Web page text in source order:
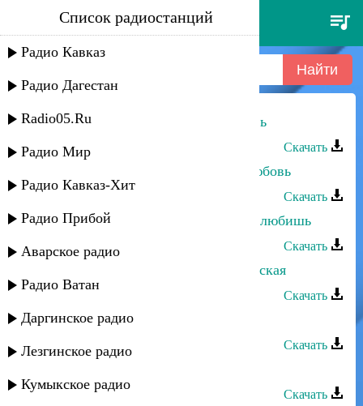
багавудин ибрагимов - моя
любовь
Список радиостанций
Радио Кавказ
Радио Дагестан
Radio05.Ru
Радио Мир
Радио Кавказ-Хит
Радио Прибой
Аварское радио
Радио Ватан
Даргинское радио
Лезгинское радио
Кумыкское радио
Багавудин Ибрагимов - Моя любовь
Скачать
Багавудин Ибрагимов - Прощай любовь
Скачать
Багавудин Ибрагимов - Скажи что любишь
Скачать
Багавудин Ибрагимов - Агуло-аварская
Скачать
Багавудин Ибрагимов - Къули вун
Скачать
Скачать